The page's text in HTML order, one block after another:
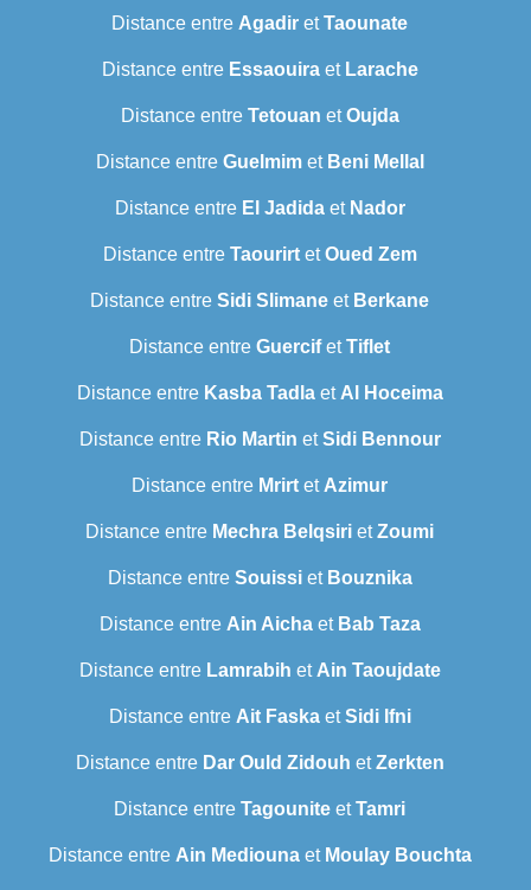
Distance entre Agadir etTaounate
Distance entre Essaouiraet Larache
Distance entre Tetouan etOujda
Distance entre Guelmimet Beni Mellal
Distance entre El Jadidaet Nador
Distance entre TaourirtetOued Zem
Distance entre Sidi Slimane et Berkane
Distance entre GuercifetTiflet
Distance entre Kasba Tadlaet Al Hoceima
Distance entre Rio Martin etSidi Bennour
Distance entre Mrirt et Azimur
Distance entre Mechra Belqsiri etZoumi
Distance entre Souissiet Bouznika
Distance entre Ain Aichaet Bab Taza
Distance entre Lamrabih et Ain Taoujdate
Distance entre Ait FaskaetSidi Ifni
Distance entre Dar Ould Zidouh etZerkten
Distance entre Tagounite etTamri
Distance entre Ain Mediounaet Moulay Bouchta